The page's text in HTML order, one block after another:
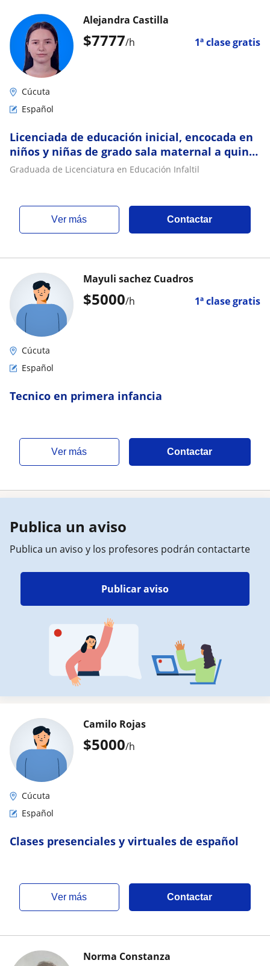
$7777/h 1ª clase gratis
Alejandra Castilla
Cúcuta
Español
Licenciada de educación inicial, encocada en
niños y niñas de grado sala maternal a quinto
de primaria
Graduada de Licenciatura en Educación Infaltil
ver más Contactar
$5000/h 1ª clase gratis
Mayuli sachez Cuadros
Cúcuta
Español
Tecnico en primera infancia
ver más Contactar
Publica un aviso
Publica un aviso y los profesores podrán contactarte
Publicar aviso
$5000/h
Camilo Rojas
Cúcuta
Español
Clases presenciales y virtuales de español
ver más Contactar
Norma Constanza